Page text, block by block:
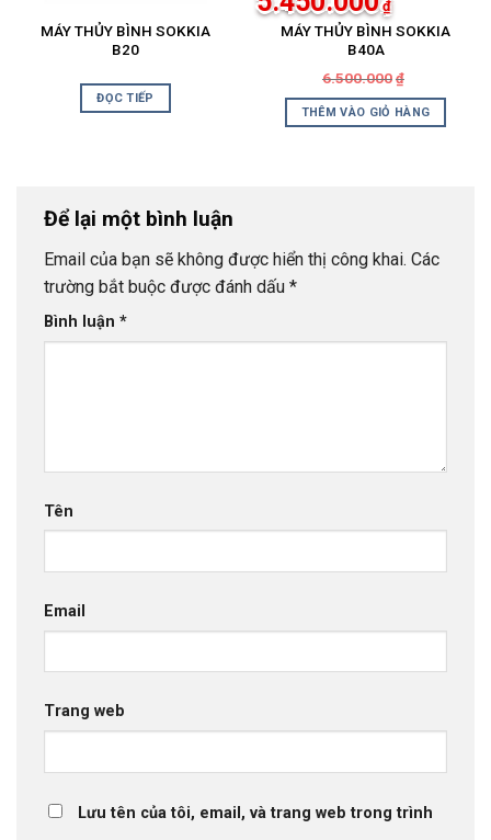
MÁY THỦY BÌNH SOKKIA
B20
ĐỌC TIẾP
MÁY THỦY BÌNH SOKKIA
B40A
6.500.000 ₫
là:
6.500.000₫.
₫
tại
là:
THÊM VÀO GIỎ HÀNG
Để lại một bình luận
Email của bạn sẽ không được hiển thị công khai. Các
trường bắt buộc được đánh dấu *
Bình luận *
Tên
Email
Trang web
Lưu tên của tôi, email, và trang web trong trình